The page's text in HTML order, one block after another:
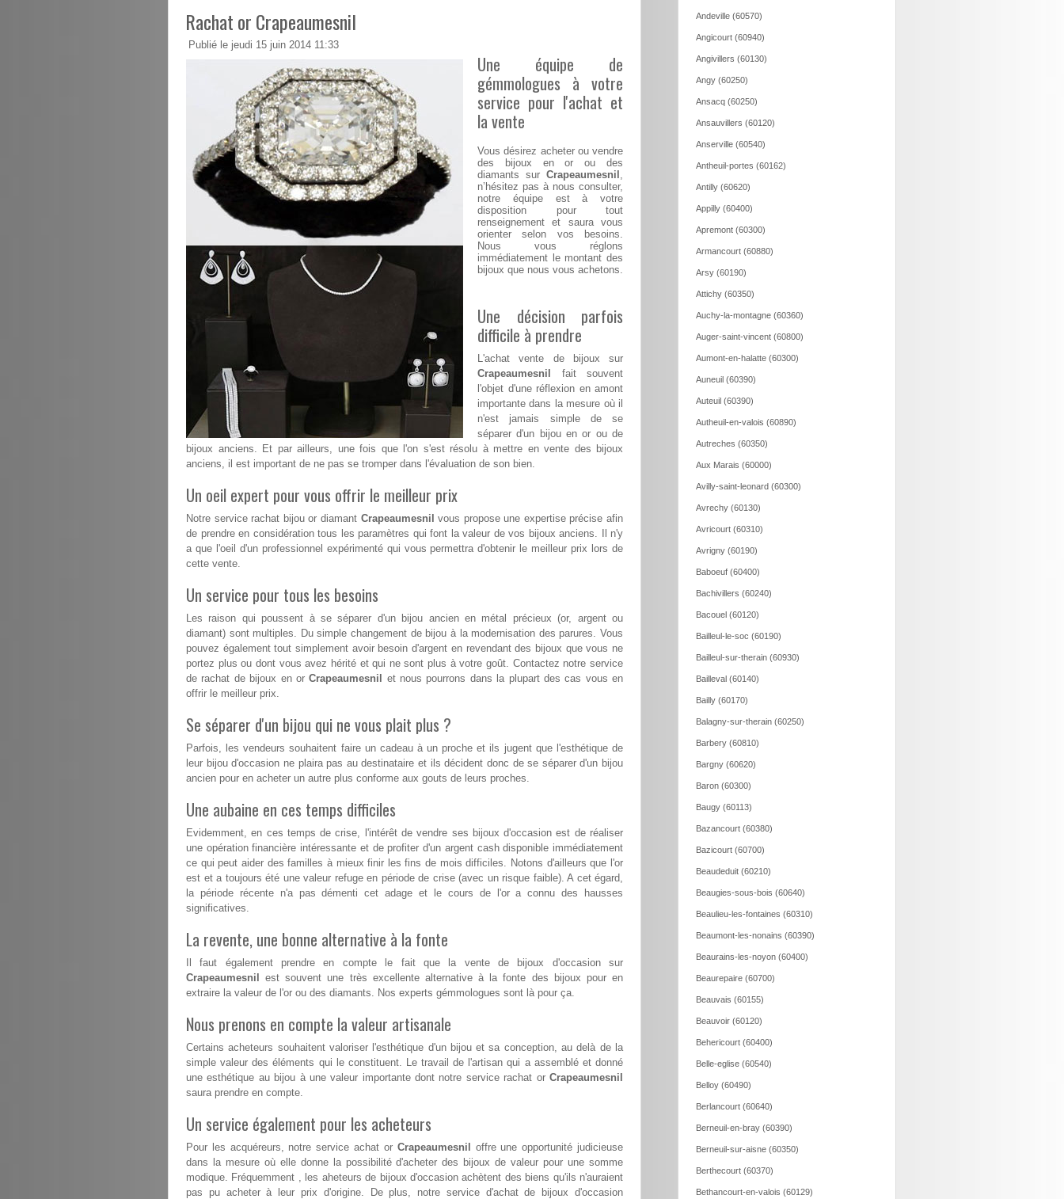
Rachat or Crapeaumesnil
Publié le jeudi 15 juin 2014 11:33
Une équipe de
gémmologues à votre
service pour l'achat et
la vente
Vous désirez acheter ou vendre
des bijoux en or ou des
diamants sur Crapeaumesnil ,
n’hésitez pas à nous consulter,
notre équipe est à votre
disposition pour tout
renseignement et saura vous
orienter selon vos besoins.
Nous vous réglons
immédiatement le montant des
bijoux que nous vous achetons.
Une décision parfois
difficile à prendre
L'achat vente de bijoux sur
Crapeaumesnil fait souvent
l'objet d'une réflexion en amont
importante dans la mesure où il
n'est jamais simple de se
séparer d'un bijou en or ou de
bijoux anciens. Et par ailleurs, une fois que l'on s'est résolu à mettre en vente des bijoux
anciens, il est important de ne pas se tromper dans l'évaluation de son bien.
Un oeil expert pour vous offrir le meilleur prix
Notre service rachat bijou or diamant Crapeaumesnil vous propose une expertise précise afin
de prendre en considération tous les paramètres qui font la valeur de vos bijoux anciens. Il n'y
a que l'oeil d'un professionnel expérimenté qui vous permettra d'obtenir le meilleur prix lors de
cette vente.
Un service pour tous les besoins
Les raison qui poussent à se séparer d'un bijou ancien en métal précieux (or, argent ou
diamant) sont multiples. Du simple changement de bijou à la modernisation des parures. Vous
pouvez également tout simplement avoir besoin d'argent en revendant des bijoux que vous ne
portez plus ou dont vous avez hérité et qui ne sont plus à votre goût. Contactez notre service
de rachat de bijoux en orCrapeaumesnil et nous pourrons dans la plupart des cas vous en
offrir le meilleur prix.
Se séparer d'un bijou qui ne vous plait plus ?
Parfois, les vendeurs souhaitent faire un cadeau à un proche et ils jugent que l'esthétique de
leur bijou d'occasion ne plaira pas au destinataire et ils décident donc de se séparer d'un bijou
ancien pour en acheter un autre plus conforme aux gouts de leurs proches.
Une aubaine en ces temps difficiles
Evidemment, en ces temps de crise, l'intérêt de vendre ses bijoux d'occasion est de réaliser
une opération financière intéressante et de profiter d'un argent cash disponible immédiatement
ce qui peut aider des familles à mieux finir les fins de mois difficiles. Notons d'ailleurs que l'or
est et a toujours été une valeur refuge en période de crise (avec un risque faible). A cet égard,
la période récente n'a pas démenti cet adage et le cours de l'or a connu des hausses
significatives.
La revente, une bonne alternative à la fonte
Il faut également prendre en compte le fait que la vente de bijoux d'occasion sur
Crapeaumesnil est souvent une très excellente alternative à la fonte des bijoux pour en
extraire la valeur de l'or ou des diamants. Nos experts gémmologues sont là pour ça.
Nous prenons en compte la valeur artisanale
Certains acheteurs souhaitent valoriser l'esthétique d'un bijou et sa conception, au delà de la
simple valeur des éléments qui le constituent. Le travail de l'artisan qui a assemblé et donné
une esthétique au bijou à une valeur importante dont notre service rachat or Crapeaumesnil
saura prendre en compte.
Un service également pour les acheteurs
Pour les acquéreurs, notre service achat or Crapeaumesnil offre une opportunité judicieuse
dans la mesure où elle donne la possibilité d'acheter des bijoux de valeur pour une somme
modique. Fréquemment , les aheteurs de bijoux d'occasion achètent des biens qu'ils n'auraient
pas pu acheter à leur prix d'origine. De plus, notre service d'achat de bijoux d'occasion
Andeville (60570)
Angicourt (60940)
Angivillers (60130)
Angy (60250)
Ansacq (60250)
Ansauvillers (60120)
Anserville (60540)
Antheuil-portes (60162)
Antilly (60620)
Appilly (60400)
Apremont (60300)
Armancourt (60880)
Arsy (60190)
Attichy (60350)
Auchy-la-montagne (60360)
Auger-saint-vincent (60800)
Aumont-en-halatte (60300)
Auneuil (60390)
Auteuil (60390)
Autheuil-en-valois (60890)
Autreches (60350)
Aux Marais (60000)
Avilly-saint-leonard (60300)
Avrechy (60130)
Avricourt (60310)
Avrigny (60190)
Baboeuf (60400)
Bachivillers (60240)
Bacouel (60120)
Bailleul-le-soc (60190)
Bailleul-sur-therain (60930)
Bailleval (60140)
Bailly (60170)
Balagny-sur-therain (60250)
Barbery (60810)
Bargny (60620)
Baron (60300)
Baugy (60113)
Bazancourt (60380)
Bazicourt (60700)
Beaudeduit (60210)
Beaugies-sous-bois (60640)
Beaulieu-les-fontaines (60310)
Beaumont-les-nonains (60390)
Beaurains-les-noyon (60400)
Beaurepaire (60700)
Beauvais (60155)
Beauvoir (60120)
Behericourt (60400)
Belle-eglise (60540)
Belloy (60490)
Berlancourt (60640)
Berneuil-en-bray (60390)
Berneuil-sur-aisne (60350)
Berthecourt (60370)
Bethancourt-en-valois (60129)